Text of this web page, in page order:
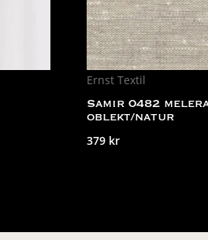
Ernst Textil
Samir 0482
oblekt/natur
379 kr